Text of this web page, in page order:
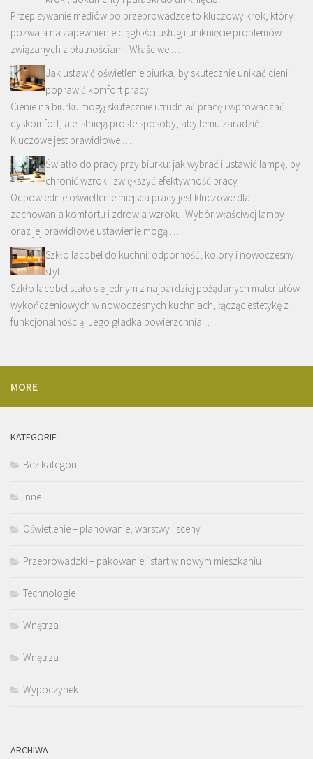
Przepisywanie mediów po przeprowadzce to kluczowy krok, który
pozwala na zapewnienie ciągłości usług i uniknięcie problemów
związanych z płatnościami. Właściwe …
Jak ustawić oświetlenie biurka, by skutecznie unikać cieni i
poprawić komfort pracy
Cienie na biurku mogą skutecznie utrudniać pracę i wprowadzać
dyskomfort, ale istnieją proste sposoby, aby temu zaradzić.
Kluczowe jest prawidłowe …
Światło do pracy przy biurku: jak wybrać i ustawić lampę, by
chronić wzrok i zwiększyć efektywność pracy
Odpowiednie oświetlenie miejsca pracy jest kluczowe dla
zachowania komfortu i zdrowia wzroku. Wybór właściwej lampy
oraz jej prawidłowe ustawienie mogą …
Szkło lacobel do kuchni: odporność, kolory i nowoczesny
styl
Szkło lacobel stało się jednym z najbardziej pożądanych materiałów
wykończeniowych w nowoczesnych kuchniach, łącząc estetykę z
funkcjonalnością. Jego gładka powierzchnia …
MORE
KATEGORIE
Bez kategorii
Inne
Oświetlenie – planowanie, warstwy i sceny
Przeprowadzki – pakowanie i start w nowym mieszkaniu
Technologie
Wnętrza
Wnętrza
Wypoczynek
ARCHIWA